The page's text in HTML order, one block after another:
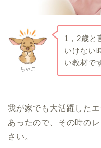
ちゃこ
1，2歳と
いけない
い教材で
我が家でも大活躍した
あったので、その時の
さい。